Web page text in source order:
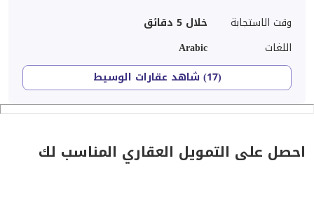
وقت الاستجابة
خلال 5 دقائق
اللغات
Arabic
(17) شاهد عقارات الوسيط
احصل على التمويل العقاري المناسب لك